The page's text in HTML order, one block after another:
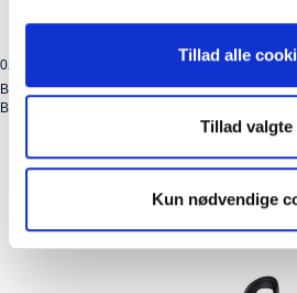
Tillad alle
Tillad valgte
Kun nødvendige
021302
Barnestol THULE bag Yepp 2 Maxi blå til stel
Blue